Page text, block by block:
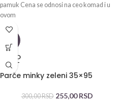
pamuk Cena se odnosi na ceo komad i u
ovom
SOLD
OUT
Parče minky zeleni 35×95
300,00RSD 255,00RSD